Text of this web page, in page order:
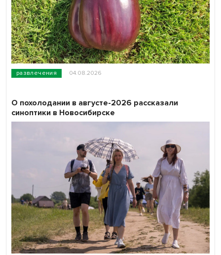
развлечения 04.08.2026
О похолодании в августе-2026 рассказали
синоптики в Новосибирске